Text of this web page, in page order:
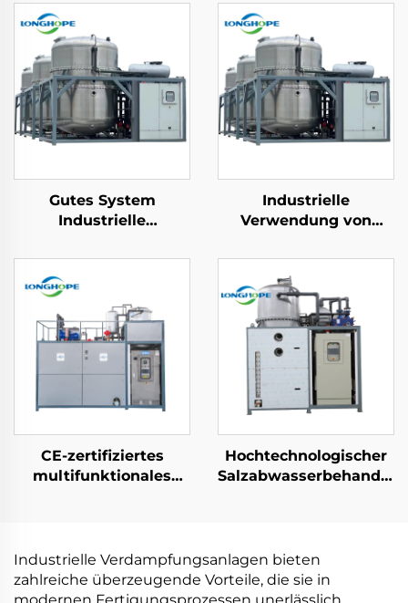
Gutes System
Industrielle
Vakuum ZLD-
Konzentration
Abwasserrecyclingmaschine
Industrielle
Verwendung von
Vakudestillerie-
CE-zertifiziertes
multifunktionales
Konzentrierungs-
Kristallisationsgerät
Hochtechnologischer
Abwasserbehandlung
unter Vakuum
Industrielle Verdampfungsanlagen bieten
zahlreiche überzeugende Vorteile, die sie in